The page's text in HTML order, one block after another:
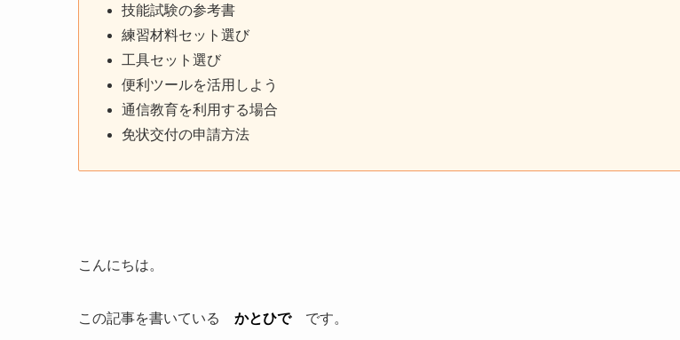
技能試験の参考書
練習材料セット選び
工具セット選び
便利ツールを活用しよう
通信教育を利用する場合
免状交付の申請方法
こんにちは。
この記事を書いている かとひでです。